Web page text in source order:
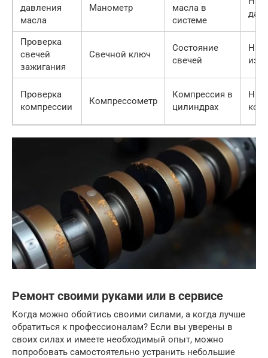
давления
масла
Манометр
масла в
системе
Проверка
свечей
зажигания
Свечной ключ
Состояние
свечей
Проверка
компрессии
Компрессометр
Компрессия в
цилиндрах
Ремонт своими руками или в сервисе
Когда можно обойтись своими силами, а когда лучше
обратиться к профессионалам? Если вы уверены в
своих силах и имеете необходимый опыт, можно
попробовать самостоятельно устранить небольшие